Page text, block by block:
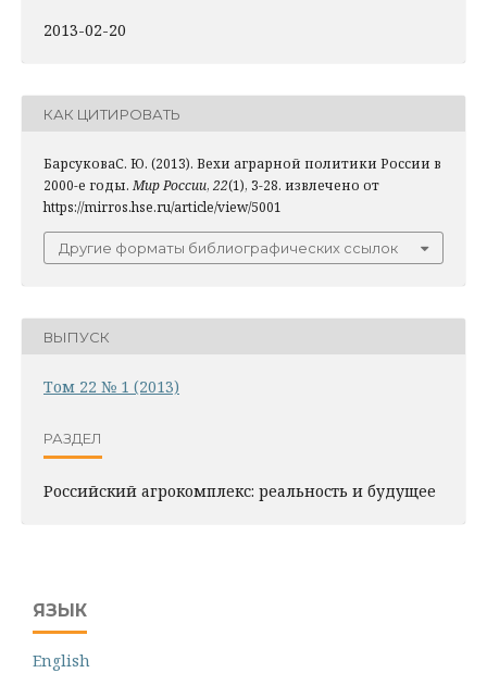
2013-02-20
КАК ЦИТИРОВАТЬ
БарсуковаС. Ю. (2013). Вехи аграрной политики России в
2000-е годы. Мир России, 22(1), 3-28. извлечено от
https://mirros.hse.ru/article/view/5001
Другие форматы библиографических ссылок
ВЫПУСК
Том 22 № 1 (2013)
РАЗДЕЛ
Российский агрокомплекс: реальность и будущее
ЯЗЫК
English